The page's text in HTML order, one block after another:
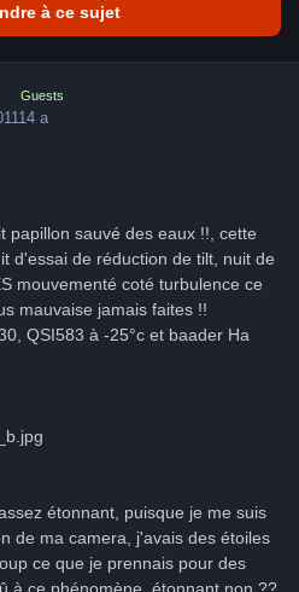
à ce sujet
Guests
14 a
papillon sauvé des eaux !!, cette
d'essai de réduction de tilt, nuit de
mouvementé coté turbulence ce
mauvaise jamais faites !!
QSI583 à -25°c et baader Ha
étonnant, puisque je me suis
de ma camera, j'avais des étoiles
ce que je prennais pour des
à ce phénomène, étonnant non ??